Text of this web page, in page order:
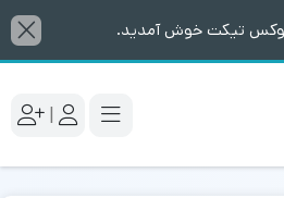
تیکت خوش آمدید.
|